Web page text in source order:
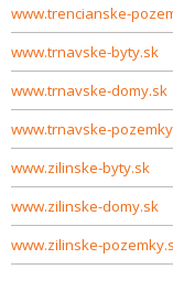
www.trencianske-
www.trnavske-byty.sk
www.trnavske-domy.sk
www.trnavske-
www.zilinske-byty.sk
www.zilinske-domy.sk
www.zilinske-